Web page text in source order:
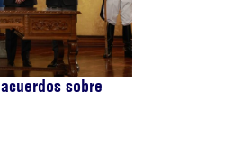
sobre